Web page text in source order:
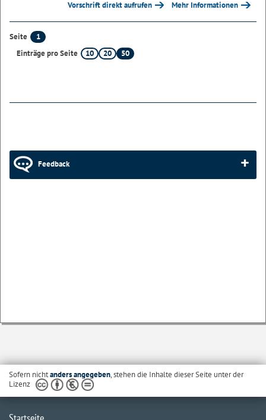
Vorschrift direkt aufrufen Mehr Informationen
Seite
1
Einträge pro Seite
10 20 50
Feedback
Sofern nichtanders angegeben, stehen die Inhalte dieser Seite unter der
Lizenz